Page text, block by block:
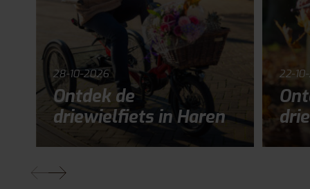
28-10-2026
Ontdek de
driewielfiets in Haren
22-